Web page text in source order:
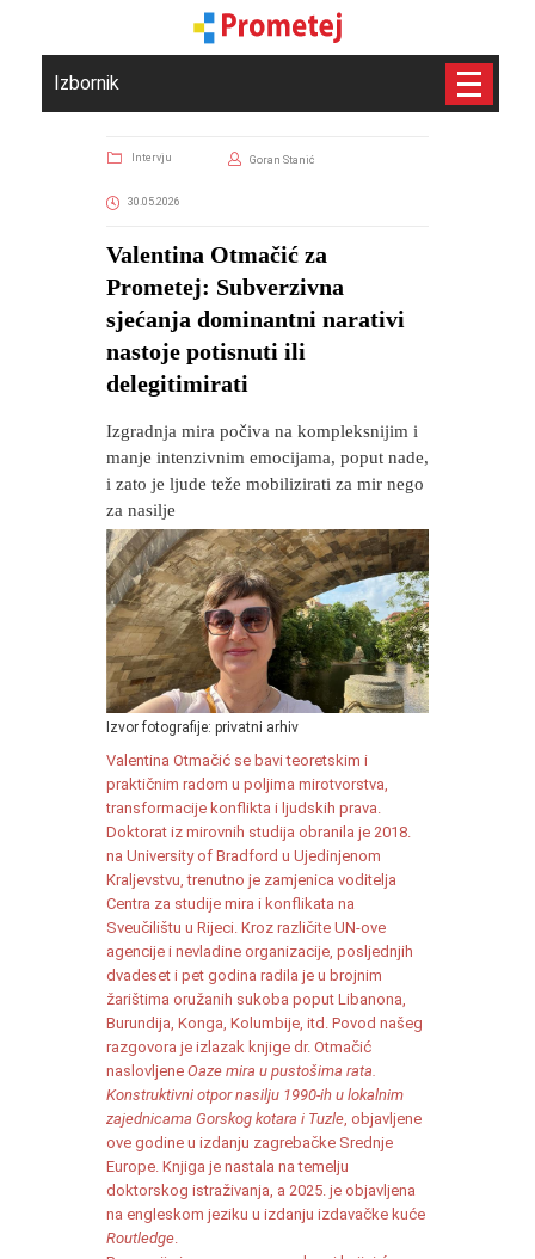
Izbornik
Intervju Goran Stanić
30.05.2026
Valentina Otmačić za
Prometej: Subverzivna
sjećanja dominantni narativi
nastoje potisnuti ili
delegitimirati
Izgradnja mira počiva na kompleksnijim i
manje intenzivnim emocijama, poput nade,
i zato je ljude teže mobilizirati za mir nego
za nasilje
Izvor fotografije: privatni arhiv
Valentina Otmačić se bavi teoretskim i
praktičnim radom u poljima mirotvorstva,
transformacije konflikta i ljudskih prava.
Doktorat iz mirovnih studija obranila je 2018.
na University of Bradford u Ujedinjenom
Kraljevstvu, trenutno je zamjenica voditelja
Centra za studije mira i konflikata na
Sveučilištu u Rijeci. Kroz različite UN-ove
agencije i nevladine organizacije, posljednjih
dvadeset i pet godina radila je u brojnim
žarištima oružanih sukoba poput Libanona,
Burundija, Konga, Kolumbije, itd. Povod našeg
razgovora je izlazak knjige dr. Otmačić
naslovljene Oaze mira u pustošima rata.
Konstruktivni otpor nasilju 1990-ih u lokalnim
zajednicama Gorskog kotara i Tuzle , objavljene
ove godine u izdanju zagrebačke Srednje
Europe. Knjiga je nastala na temelju
doktorskog istraživanja, a 2025. je objavljena
na engleskom jeziku u izdanju izdavačke kuće
Routledge